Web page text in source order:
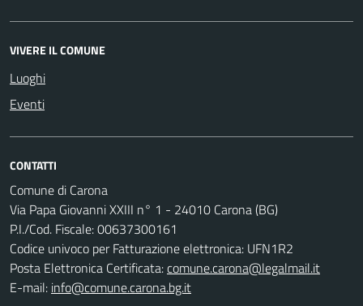
VIVERE IL COMUNE
Luoghi
Eventi
CONTATTI
Comune di Carona
Via Papa Giovanni XXIII n° 1 - 24010 Carona (BG)
P.I./Cod. Fiscale: 00637300161
Codice univoco per Fatturazione elettronica: UFN1R2
Posta Elettronica Certificata:comune.carona@legalmail.it
E-mail: info@comune.carona.bg.it